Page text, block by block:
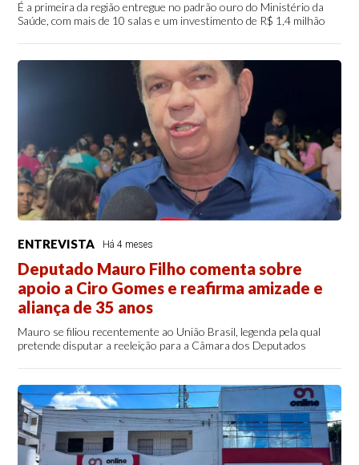
É a primeira da região entregue no padrão ouro do Ministério da
Saúde, com mais de 10 salas e um investimento de R$ 1,4 milhão
ENTREVISTA Há 4 meses
Deputado Mauro Filho comenta sobre
apoio a Ciro Gomes e reafirma amizade e
aliança de 35 anos
Mauro se filiou recentemente ao União Brasil, legenda pela qual
pretende disputar a reeleição para a Câmara dos Deputados